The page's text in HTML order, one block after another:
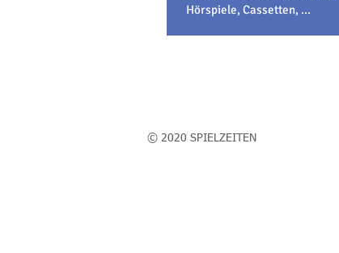
Hörspiele, Cassetten, ...
​© 2020 SPIELZEITEN